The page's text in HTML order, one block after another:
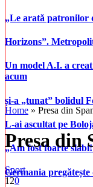
„Le arată patronilor
Horizons”.
Un model A.I. a
acum
și-a „tunat” bolidul
L-ai ascultat pe
„Am fost foarte
Germania
Home » Presa din
Presa din
Sport
120